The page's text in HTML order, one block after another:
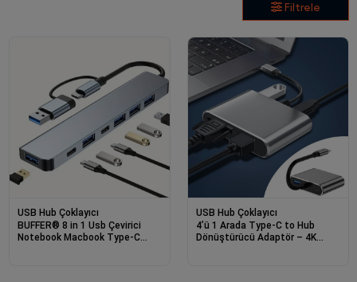
Filtrele
USB Hub Çoklayıcı
BUFFER® 8 in 1 Usb Çevirici
Notebook Macbook Type-C
USB Hub Çoklayıcı
4’ü 1 Arada Type-C to Hub
Dönüştürücü Adaptör – 4K